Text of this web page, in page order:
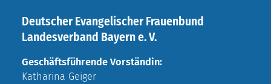
Deutscher Evangelischer Frauenbund
Landesverband Bayern e. V.
Geschäftsführende Vorständin:
Katharina Geiger